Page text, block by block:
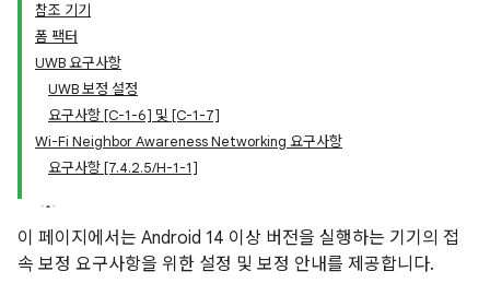
참조 기기
폼 팩터
UWB 요구사항
UWB 보정 설정
요구사항 [C-1-6] 및 [C-1-7]
Wi-Fi Neighbor Awareness Networking 요구사항
요구사항 [7.4.2.5/H-1-1]
이 페이지에서는 Android 14 이상 버전을 실행하는 기기의 접
속 보정 요구사항을 위한 설정 및 보정 안내를 제공합니다.